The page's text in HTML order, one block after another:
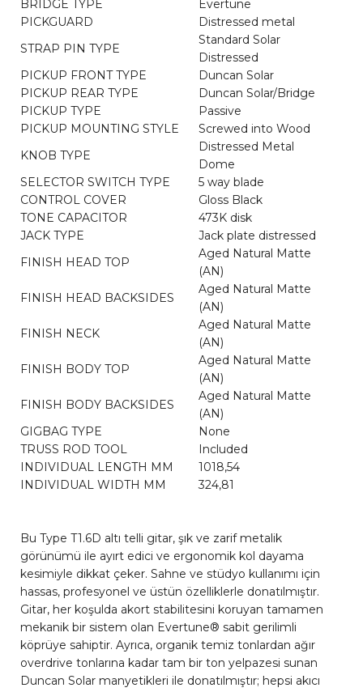
BRIDGE TYPE
Evertune
PICKGUARD
Distressed metal
STRAP PIN TYPE
Standard Solar
Distressed
PICKUP FRONT TYPE
Duncan Solar
PICKUP REAR TYPE
Duncan Solar/Bridge
PICKUP TYPE
Passive
PICKUP MOUNTING STYLE
Screwed into Wood
KNOB TYPE
Distressed Metal
Dome
SELECTOR SWITCH TYPE
5 way blade
CONTROL COVER
Gloss Black
TONE CAPACITOR
473K disk
JACK TYPE
Jack plate distressed
FINISH HEAD TOP
Aged Natural Matte
(AN)
FINISH HEAD BACKSIDES
Aged Natural Matte
(AN)
FINISH NECK
Aged Natural Matte
(AN)
FINISH BODY TOP
Aged Natural Matte
(AN)
FINISH BODY BACKSIDES
Aged Natural Matte
(AN)
GIGBAG TYPE
None
TRUSS ROD TOOL
Included
INDIVIDUAL LENGTH MM
1018,54
INDIVIDUAL WIDTH MM
324,81
Bu Type T1.6D altı telli gitar, şık ve zarif metalik
görünümü ile ayırt edici ve ergonomik kol dayama
kesimiyle dikkat çeker. Sahne ve stüdyo kullanımı için
hassas, profesyonel ve üstün özelliklerle donatılmıştır.
Gitar, her koşulda akort stabilitesini koruyan tamamen
mekanik bir sistem olan Evertune® sabit gerilimli
köprüye sahiptir. Ayrıca, organik temiz tonlardan ağır
overdrive tonlarına kadar tam bir ton yelpazesi sunan
Duncan Solar manyetikleri ile donatılmıştır; hepsi akıcı